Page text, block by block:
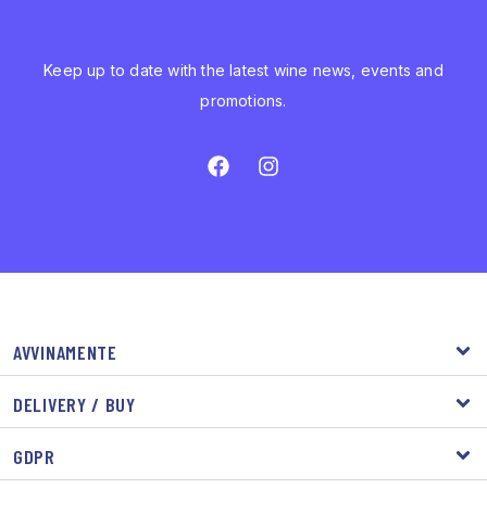
Keep up to date with the latest wine news, events and
promotions.
AVVINAMENTE
DELIVERY / BUY
GDPR